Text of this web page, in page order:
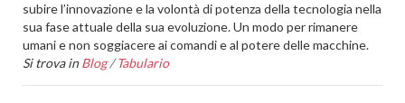
subire l’innovazione e la volontà di potenza della tecnologia nella
sua fase attuale della sua evoluzione. Un modo per rimanere
umani e non soggiacere ai comandi e al potere delle macchine.
Si trova in Blog /Tabulario